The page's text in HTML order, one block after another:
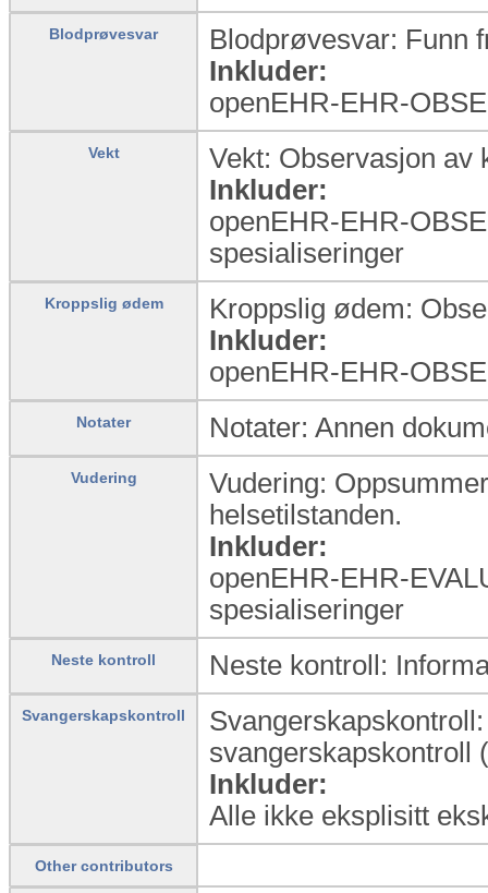
Blodprøvesvar
Blodprøvesvar: Funn
Inkluder:
openEHR-EHR-
Vekt
Vekt: Observasjon av
Inkluder:
openEHR-EHR-
spesialiseringer
Kroppslig ødem
Kroppslig ødem:
Inkluder:
openEHR-EHR-
Notater Notater: Annen
Vudering
Vudering:
helsetilstanden.
Inkluder:
openEHR-EHR-
spesialiseringer
Neste kontroll Neste kontroll:
Svangerskapskontroll
svangerskapskontroll
Inkluder:
Alle ikke eksplisitt
Other contributors